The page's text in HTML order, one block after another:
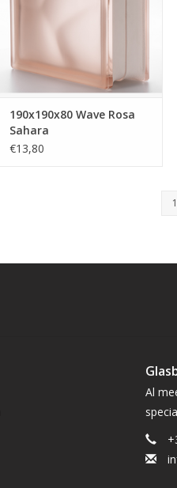
TOEVOEGEN AAN WINKELWAGEN
190x190x80 Wave Rosa
Sahara
€13,80
1
Al